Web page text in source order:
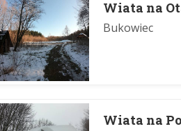
Wiata na
Bukowiec
Wiata na